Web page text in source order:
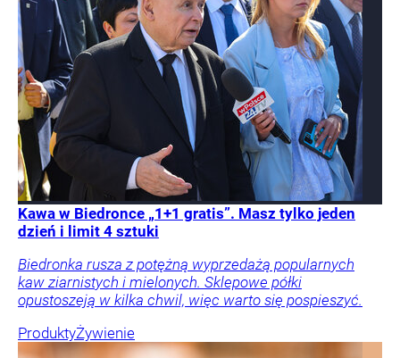
Kawa w Biedronce „1+1 gratis”. Masz tylko jeden
dzień i limit 4 sztuki
Biedronka rusza z potężną wyprzedażą popularnych
kaw ziarnistych i mielonych. Sklepowe półki
opustoszeją w kilka chwil, więc warto się pospieszyć.
ProduktyŻywienie